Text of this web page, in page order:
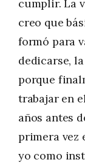
cumplir. La
creo que
formó para
dedicarse,
porque
trabajar en
años antes
primera vez
yo como